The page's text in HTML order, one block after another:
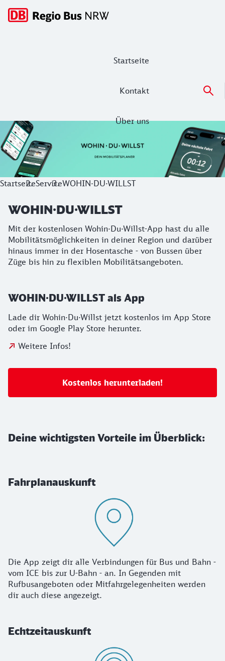
Startseite
Kontakt
Über uns
Hauptnavigation
WOHIN·DU·WILLST
Mit der kostenlosen Wohin·Du·Willst-App hast du alle
StartseiteServiceWOHIN·DU·WILLST
WOHIN·DU·WILLST
Mit der kostenlosen Wohin·Du·Willst-App hast du alle
Mobilitätsmöglichkeiten in deiner Region und darüber
hinaus immer in der Hosentasche - von Bussen über
Züge bis hin zu flexiblen Mobilitätsangeboten.
WOHIN·DU·WILLST als App
Lade dir Wohin·Du·Willst jetzt kostenlos im App Store
oder im Google Play Store herunter.
Weitere Infos!
Kostenlos herunterladen!
Deine wichtigsten Vorteile im Überblick:
Fahrplanauskunft
Die App zeigt dir alle Verbindungen für Bus und Bahn -
vom ICE bis zur U-Bahn - an. In Gegenden mit
Rufbusangeboten oder Mitfahrgelegenheiten werden
dir auch diese angezeigt.
Echtzeitauskunft